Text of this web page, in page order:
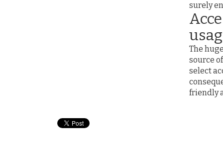
surely
The
source
select
friendly